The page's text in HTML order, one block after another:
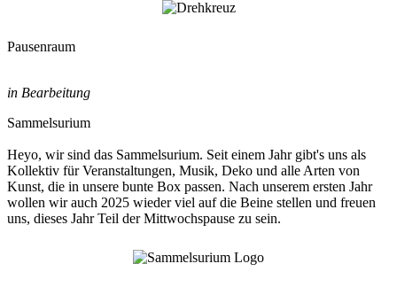
Pausenraum
in Bearbeitung
Sammelsurium
Heyo, wir sind das Sammelsurium. Seit einem Jahr gibt's uns als
Kollektiv für Veranstaltungen, Musik, Deko und alle Arten von
Kunst, die in unsere bunte Box passen. Nach unserem ersten Jahr
wollen wir auch 2025 wieder viel auf die Beine stellen und freuen
uns, dieses Jahr Teil der Mittwochspause zu sein.